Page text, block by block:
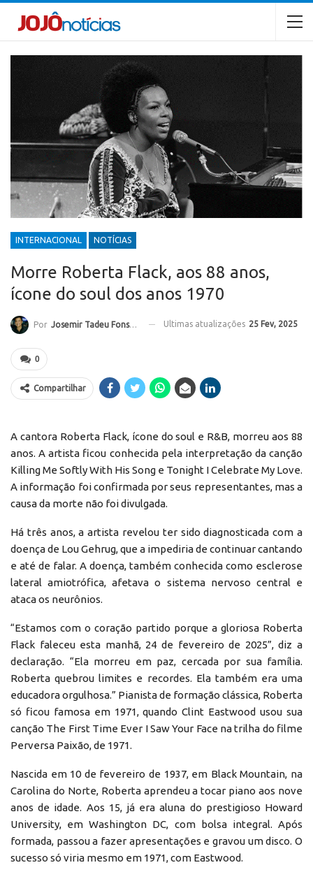
INTERNACIONAL NOTÍCIAS
Morre Roberta Flack, aos 88 anos,
ícone do soul dos anos 1970
Por Josemir Tadeu Fonseca Ultimas atualizações 25 Fev, 2025
0
Compartilhar
A cantora Roberta Flack, ícone do soul e R&B, morreu aos 88
anos. A artista ficou conhecida pela interpretação da canção
Killing Me Softly With His Song e Tonight I Celebrate My Love.
A informação foi confirmada por seus representantes, mas a
causa da morte não foi divulgada.
Há três anos, a artista revelou ter sido diagnosticada com a
doença de Lou Gehrug, que a impediria de continuar cantando
e até de falar. A doença, também conhecida como esclerose
lateral amiotrófica, afetava o sistema nervoso central e
ataca os neurônios.
“Estamos com o coração partido porque a gloriosa Roberta
Flack faleceu esta manhã, 24 de fevereiro de 2025”, diz a
declaração. “Ela morreu em paz, cercada por sua família.
Roberta quebrou limites e recordes. Ela também era uma
educadora orgulhosa.” Pianista de formação clássica, Roberta
só ficou famosa em 1971, quando Clint Eastwood usou sua
canção The First Time Ever I Saw Your Face na trilha do filme
Perversa Paixão, de 1971.
Nascida em 10 de fevereiro de 1937, em Black Mountain, na
Carolina do Norte, Roberta aprendeu a tocar piano aos nove
anos de idade. Aos 15, já era aluna do prestigioso Howard
University, em Washington DC, com bolsa integral. Após
formada, passou a fazer apresentações e gravou um disco. O
sucesso só viria mesmo em 1971, com Eastwood.